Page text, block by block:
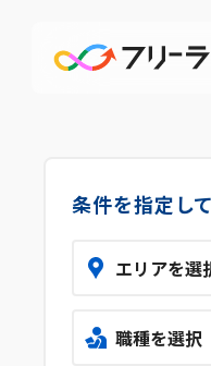
条件を指定し